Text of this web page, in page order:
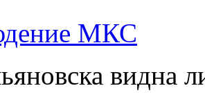
МКС
видна